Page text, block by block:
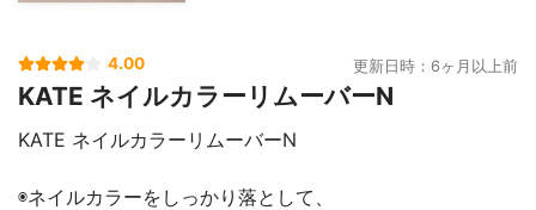
4.00 更新日時：6ヶ月以上前
KATE ネイルカラーリムーバーN
KATE ネイルカラーリムーバーN
◉ネイルカラーをしっかり落として、